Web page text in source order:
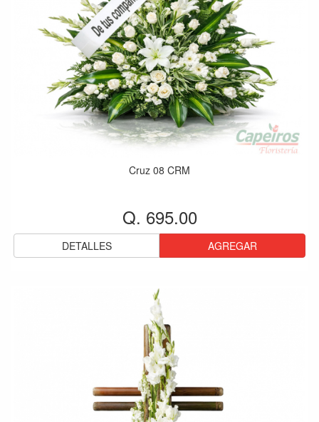
Cruz 08 CRM
Q. 695.00
DETALLES AGREGAR